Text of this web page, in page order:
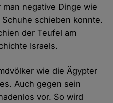
negative Dinge wie
schieben konnte.
der Teufel am
Israels.
wie die Ägypter
Auch gegen sein
vor. So wird